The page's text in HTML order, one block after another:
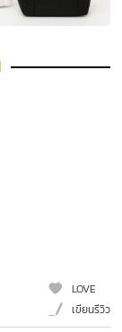
LOVE
เขียนรีวิว